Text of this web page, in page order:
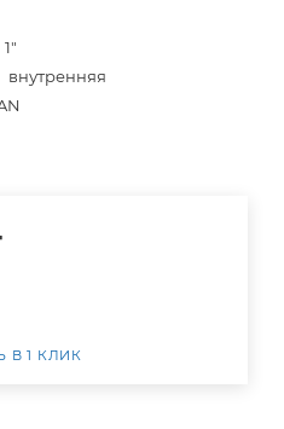
1"
внутренняя
В 1 КЛИК